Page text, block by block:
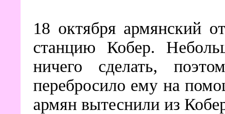
18 октября армянский
станцию Кобер.
ничего сделать,
перебросило ему на
армян вытеснили из